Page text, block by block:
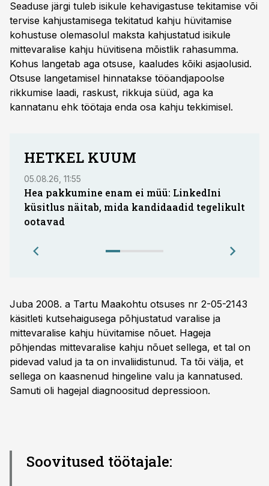
Seaduse järgi tuleb isikule kehavigastuse tekitamise või
tervise kahjustamisega tekitatud kahju hüvitamise
kohustuse olemasolul maksta kahjustatud isikule
mittevaralise kahju hüvitisena mõistlik rahasumma.
Kohus langetab aga otsuse, kaaludes kõiki asjaolusid.
Otsuse langetamisel hinnatakse tööandjapoolse
rikkumise laadi, raskust, rikkuja süüd, aga ka
kannatanu ehk töötaja enda osa kahju tekkimisel.
HETKEL KUUM
05.08.26, 11:55
Hea pakkumine enam ei müü: LinkedIni
küsitlus näitab, mida kandidaadid tegelikult
ootavad
Juba 2008. a Tartu Maakohtu otsuses nr 2-05-2143
käsitleti kutsehaigusega põhjustatud varalise ja
mittevaralise kahju hüvitamise nõuet. Hageja
põhjendas mittevaralise kahju nõuet sellega, et tal on
pidevad valud ja ta on invaliidistunud. Ta tõi välja, et
sellega on kaasnenud hingeline valu ja kannatused.
Samuti oli hagejal diagnoositud depressioon.
Soovitused töötajale: